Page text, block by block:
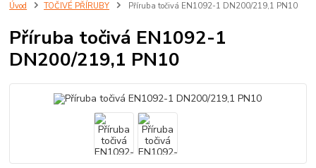
Úvod TOČIVÉ PŘÍRUBY Příruba točivá EN1092-1 DN200/219,1 PN10
Příruba točivá EN1092-1
DN200/219,1 PN10